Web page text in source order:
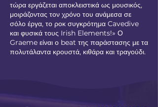
τώρα εργάζεται αποκλειστικά ως μουσικός,
μοιράζοντας τον χρόνο του ανάμεσα σε
σόλο έργα, το ροκ συγκρότημα Cavedive
και φυσικά τους Irish Elements!» Ο
Graeme είναι ο beat της παράστασης με τα
πολυτάλαντα κρουστά, κιθάρα και τραγούδι.